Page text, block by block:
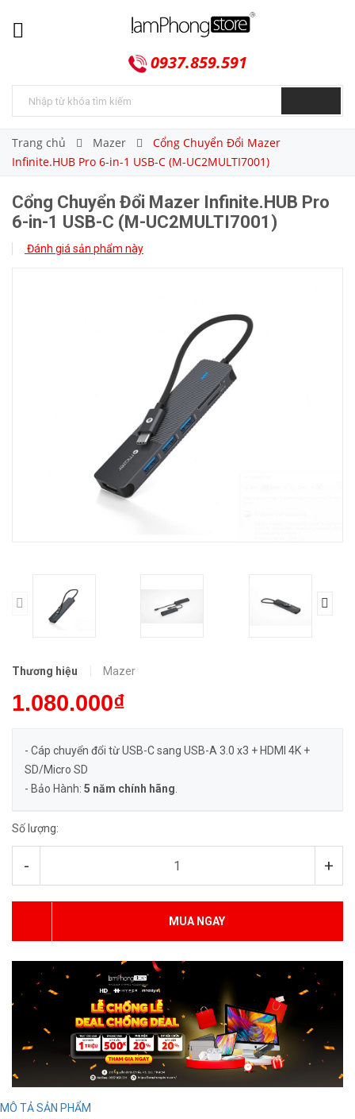
0937.859.591
Trang chủ Mazer
Cổng Chuyển Đổi Mazer
Infinite.HUB Pro 6-in-1 USB-C (M-UC2MULTI7001)
Cổng Chuyển Đổi Mazer Infinite.HUB Pro
6-in-1 USB-C (M-UC2MULTI7001)
Đánh giá sản phẩm này
Thương hiệu Mazer
1.080.000₫
- Cáp chuyển đổi từ USB-C sang USB-A 3.0 x3 + HDMI 4K +
SD/Micro SD
- Bảo Hành: 5 năm chính hãng
Số lượng:
- +
MUA NGAY
MÔ TẢ SẢN PHẨM